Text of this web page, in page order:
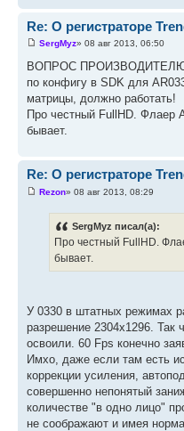
Re: О регистраторе
SergMyz» 08 авг 2013, 06:50
ВОПРОС ПРОИЗВОДИТЕЛЮ:
по конфигу в SDK для
матрицы, должно работать!
Про честный FullHD. Флаер
бывает.
Re: О регистраторе
Rezon» 08 авг 2013, 08:29
SergMyz писал(а):
Про честный FullHD.
бывает.
У 0330 в штатных режимах
разрешение 2304х1296.
освоили. 60 Fps конечно
Имхо, даже если там есть
коррекции усиления,
совершенно непонятый
количестве "в одно лицо"
не соображают и имея